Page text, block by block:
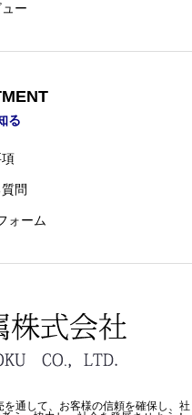
ー
る
問
ォーム
通して、お客様の信頼を確保し、社